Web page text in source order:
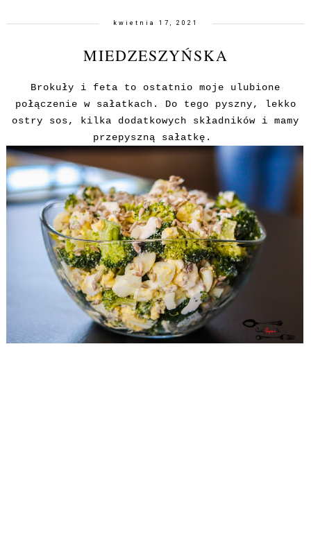
kwietnia 17, 2021
MIEDZESZYŃSKA
Brokuły i feta to ostatnio moje ulubione
połączenie w sałatkach. Do tego pyszny, lekko
ostry sos, kilka dodatkowych składników i mamy
przepyszną sałatkę.